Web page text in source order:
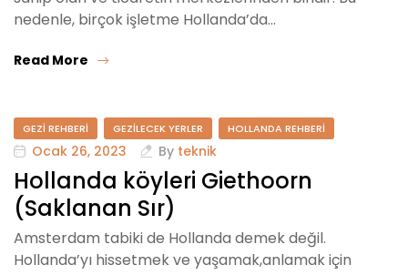
nedenle, birçok işletme Hollanda’da…
Read More
GEZI REHBERI GEZILECEK YERLER HOLLANDA REHBERI
Ocak 26, 2023 By teknik
Hollanda köyleri Giethoorn
(Saklanan Sır)
Amsterdam tabiki de Hollanda demek değil.
Hollanda’yı hissetmek ve yaşamak,anlamak için